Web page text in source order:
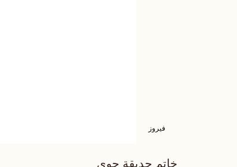
فيروز
خاتم حديقة جوى